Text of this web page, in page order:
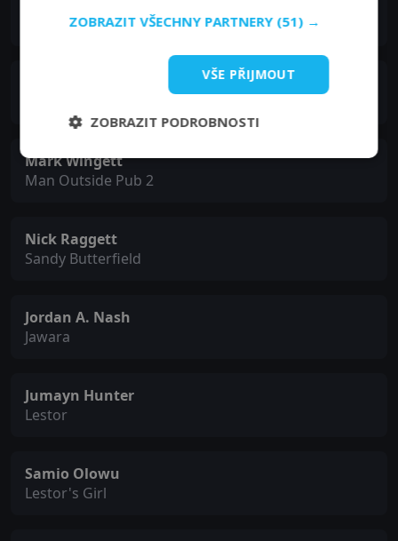
Ping Pong Girl
Mark Wingett
Man Outside Pub 2
Nick Raggett
Sandy Butterfield
Jordan A. Nash
Jawara
Jumayn Hunter
Lestor
Samio Olowu
Lestor's Girl
ZOBRAZIT VŠECHNY PARTNERY (51) →
VŠE PŘIJMOUT
ZOBRAZIT PODROBNOSTI